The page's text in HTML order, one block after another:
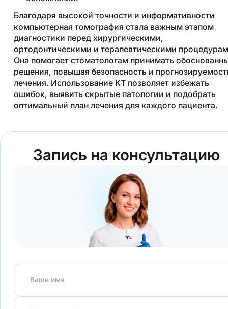
Благодаря высокой точности и информативности
компьютерная томография стала важным этапом
диагностики перед хирургическими,
ортодонтическими и терапевтическими
Она помогает стоматологам принимать
решения, повышая безопасность и
лечения. Использование КТ позволяет избежать
ошибок, выявить скрытые патологии и подобрать
оптимальный план лечения для каждого пациента.
Запись на консультацию
Ваше имя